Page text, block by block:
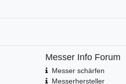
Messer Info Forum
Messer schärfen
Messerhersteller